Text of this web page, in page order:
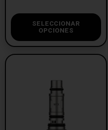
SELECCIONAR
OPCIONES